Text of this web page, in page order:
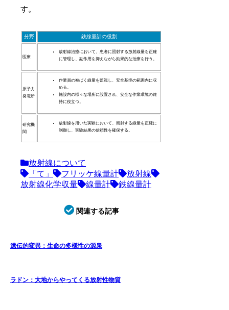
す。
分野 鉄線量計の役割
医療
放射線治療において、患者に照射する放射線量を正確
に管理し、副作用を抑えながら効果的な治療を行う。
原子力
発電所
作業員の被ばく線量を監視し、安全基準の範囲内に収
める。
施設内の様々な場所に設置され、安全な作業環境の維
持に役立つ。
研究機
関
放射線を用いた実験において、照射する線量を正確に
制御し、実験結果の信頼性を確保する。
放射線について
「て」
フリッケ線量計
放射線
放射線化学収量
線量計 鉄線量計
関連する記事
遺伝的変異：生命の多様性の源泉
ラドン：大地からやってくる放射性物質